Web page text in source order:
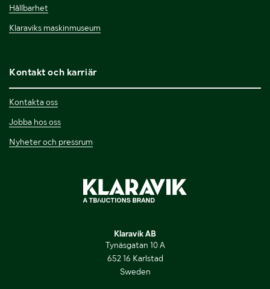
Hållbarhet
Klaraviks maskinmuseum
Kontakt och karriär
Kontakta oss
Jobba hos oss
Nyheter och pressrum
Klaravik AB
Tynäsgatan 10 A
652 16 Karlstad
Sweden